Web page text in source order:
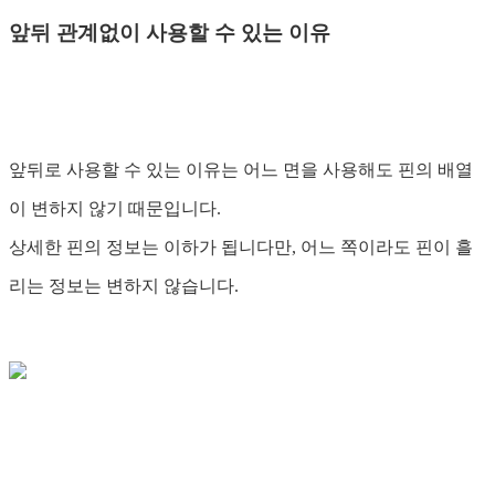
앞뒤 관계없이 사용할 수 있는 이유
앞뒤로 사용할 수 있는 이유는 어느 면을 사용해도 핀의 배열
이 변하지 않기 때문입니다.
상세한 핀의 정보는 이하가 됩니다만, 어느 쪽이라도 핀이 흘
리는 정보는 변하지 않습니다.